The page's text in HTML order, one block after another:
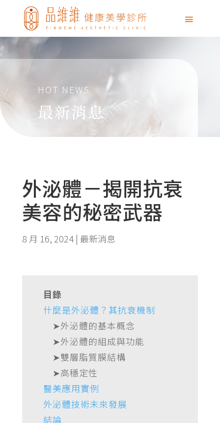
HOT NEWS
最新消息
外泌體－揭開抗衰
美容的秘密武器
8 月 16, 2024| 最新消息
目錄
什麼是外泌體？其抗衰機制
➤外泌體的基本概念
➤外泌體的組成與功能
➤雙層脂質膜結構
➤高穩定性
醫美應用實例
外泌體技術未來發展
結論